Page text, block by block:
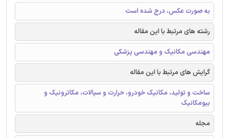
به صورت عکس، درج شده است
رشته های مرتبط با این مقاله
مهندسی مکانیک و مهندسی پزشکی
گرایش های مرتبط با این مقاله
ساخت و تولید، مکانیک خودرو، حرارت‌ و سیالات، مکاترونیک و
بیومکانیک
مجله